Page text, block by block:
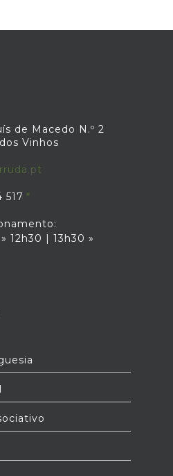
de Macedo N.º 2
Vinhos
517
12h30 | 13h30 »